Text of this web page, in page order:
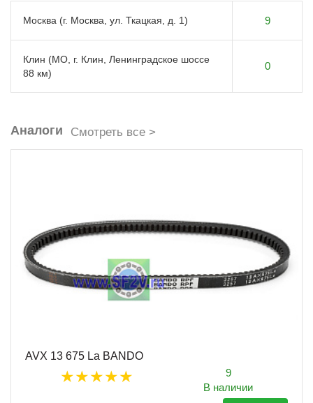
Москва (г. Москва, ул. Ткацкая, д. 1) 9
Клин (МО, г. Клин, Ленинградское шоссе
88 км)
0
Аналоги Смотреть все >
AVX 13 675 La BANDO
9
В наличии